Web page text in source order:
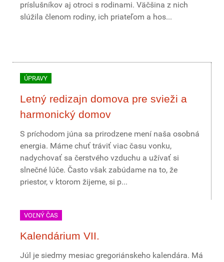
príslušníkov aj otroci s rodinami. Väčšina z nich
slúžila členom rodiny, ich priateľom a hos...
ÚPRAVY
Letný redizajn domova pre svieži a
harmonický domov
S príchodom júna sa prirodzene mení naša osobná
energia. Máme chuť tráviť viac času vonku,
nadychovať sa čerstvého vzduchu a užívať si
slnečné lúče. Často však zabúdame na to, že
priestor, v ktorom žijeme, si p...
VOĽNÝ ČAS
Kalendárium VII.
Júl je siedmy mesiac gregoriánskeho kalendára. Má